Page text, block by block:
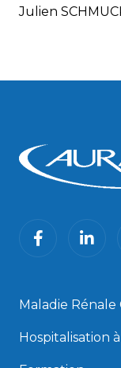
Julien
facebook
Maladie
Hospitalisation